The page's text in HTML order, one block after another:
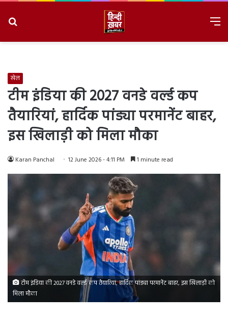
खेल
टीम इंडिया की 2027 वनडे वर्ल्ड कप
तैयारियां, हार्दिक पांड्या परमानेंट बाहर,
इस खिलाड़ी को मिला मौका
Karan Panchal 12 June 2026 - 4:11 PM 1 minute read
टीम इंडिया की 2027 वनडे वर्ल्ड कप तैयारियां, हार्दिक पांड्या परमानेंट बाहर, इस खिलाड़ी को
मिला मौका